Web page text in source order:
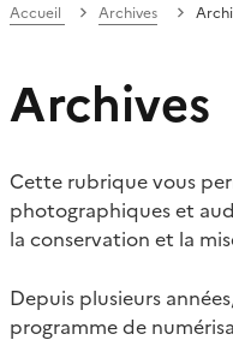
Accueil Archives
Archives
Cette rubrique vous
photographiques et
la conservation et la
Depuis plusieurs
programme de